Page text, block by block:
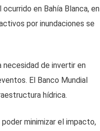
en Bahía Blanca, en
por inundaciones se
necesidad de invertir en
El Banco Mundial
hídrica.
minimizar el impacto,